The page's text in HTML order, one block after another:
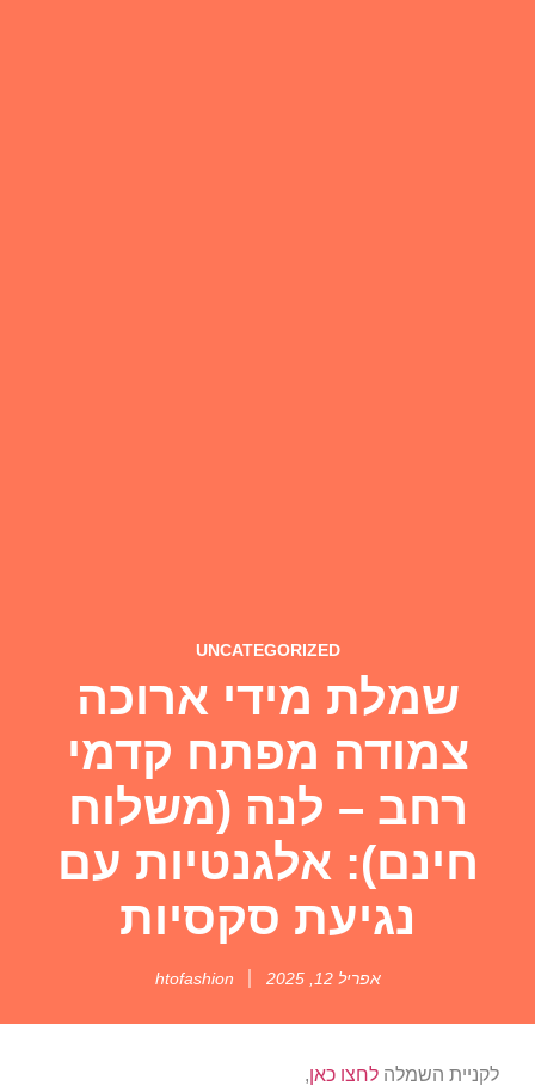
UNCATEGORIZED
שמלת מידי ארוכה
צמודה מפתח קדמי
רחב – לנה (משלוח
חינם): אלגנטיות עם
נגיעת סקסיות
אפריל 12, 2025 htofashion
לקניית השמלה לחצו כאן,